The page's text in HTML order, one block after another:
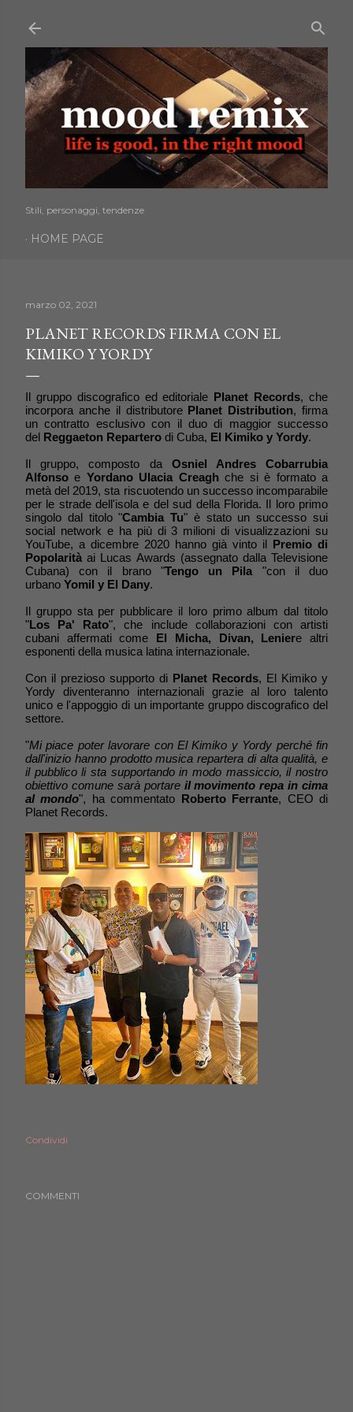
Stili, personaggi, tendenze
HOME PAGE
marzo 02, 2021
PLANET RECORDS FIRMA CON EL
KIMIKO Y YORDY
Il gruppo discografico ed editoriale Planet Records, che
incorpora anche il distributore Planet Distribution, firma
un contratto esclusivo con il duo di maggior successo
del Reggaeton Repartero di Cuba, El Kimiko y Yordy.
Il gruppo, composto da Osniel Andres Cobarrubia
Alfonso e Yordano Ulacia Creaghche si è formato a
metà del 2019, sta riscuotendo un successo incomparabile
per le strade dell'isola e del sud della Florida. Il loro primo
singolo dal titolo "Cambia Tu" è stato un successo sui
social network e ha più di 3 milioni di visualizzazioni su
YouTube, a dicembre 2020 hanno già vinto il Premio di
Popolaritàai Lucas Awards (assegnato dalla Televisione
Cubana) con il brano "Tengo un Pila "con il duo
urbano Yomil y El Dany.
Il gruppo sta per pubblicare il loro primo album dal titolo
"Los Pa' Rato", che include collaborazioni con artisti
cubani affermati come El Micha, Divan, Leniere altri
esponenti della musica latina internazionale.
Con il prezioso supporto di Planet Records, El Kimiko y
Yordy diventeranno internazionali grazie al loro talento
unico e l'appoggio di un importante gruppo discografico del
settore.
"Mi piace poter lavorare con El Kimiko y Yordy perché fin
dall'inizio hanno prodotto musica repartera di alta qualità, e
il pubblico li sta supportando in modo massiccio, il nostro
obiettivo comune sarà portare il movimento repa in cima
al mondo", ha commentato Roberto Ferrante, CEO di
Planet Records.
Condividi
COMMENTI